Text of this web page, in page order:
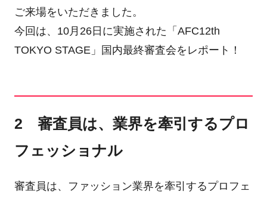
ご来場をいただきました。
今回は、10月26日に実施された「AFC12th
TOKYO STAGE」国内最終審査会をレポート！
2 審査員は、業界を牽引するプロ
フェッショナル
審査員は、ファッション業界を牽引するプロフェ